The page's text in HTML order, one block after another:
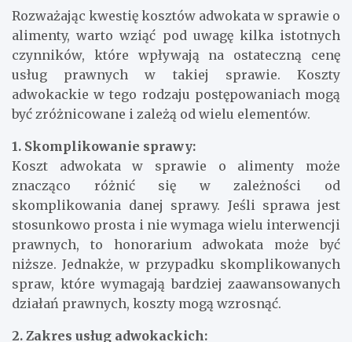
Rozważając kwestię kosztów adwokata w sprawie o
alimenty, warto wziąć pod uwagę kilka istotnych
czynników, które wpływają na ostateczną cenę
usług prawnych w takiej sprawie. Koszty
adwokackie w tego rodzaju postępowaniach mogą
być zróżnicowane i zależą od wielu elementów.
1. Skomplikowanie sprawy:
Koszt adwokata w sprawie o alimenty może
znacząco różnić się w zależności od
skomplikowania danej sprawy. Jeśli sprawa jest
stosunkowo prosta i nie wymaga wielu interwencji
prawnych, to honorarium adwokata może być
niższe. Jednakże, w przypadku skomplikowanych
spraw, które wymagają bardziej zaawansowanych
działań prawnych, koszty mogą wzrosnąć.
2. Zakres usług adwokackich: